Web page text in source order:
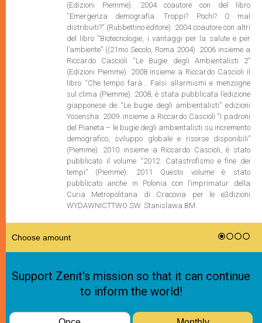
(Edizioni Piemme). 2004 coautore con del libro
“Emergenza demografia. Troppi? Pochi? O mal
distribuiti?” (Rubbettino editore). 2004 coautore con altri
del libro “Biotecnologie, i vantaggi per la salute e per
l’ambiente” ((21mo Secolo, Roma 2004). 2006 insieme a
Riccardo Cascioli “Le Bugie degli Ambientalisti 2”
(Edizioni Piemme). 2008 insieme a Riccardo Cascioli il
libro “Che tempo farà… Falsi allarmismi e menzogne
sul clima (Piemme). 2008, è stata pubblicata l’edizione
giapponese de “Le bugie degli ambientalisti” edizioni
Yosensha. 2009. insieme a Riccardo Cascioli “I padroni
del Pianeta – le bugie degli ambientalisti su incremento
demografico, sviluppo globale e risorse disponibili”
(Piemme). 2010 insieme a Riccardo Cascioli, è stato
pubblicato il volume “2012. Catastrofismo e fine dei
tempi” (Piemme). 2011 Questo volume è stato
pubblicato anche in Polonia con l’imprimatur della
Curia Metropolitana di Cracovia per le e3dizioni
WYDAWNICTTWO SW. Stanislawa BM.